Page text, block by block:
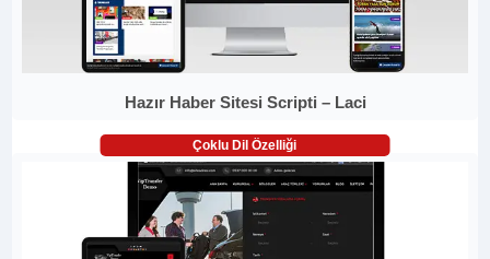
Hazır Haber Sitesi Scripti – Laci
Çoklu Dil Özelliği